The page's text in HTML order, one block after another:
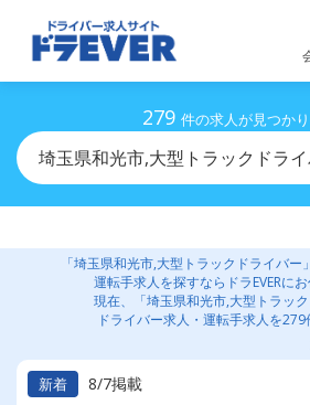
279 件の求人が見つか
埼玉県和光市,大型トラックドラ
「埼玉県和光市,大型トラックドライバー
運転手求人を探すならドラEVERに
現在、「埼玉県和光市,大型トラッ
ドライバー求人・運転手求人を279
新着
8/7掲載